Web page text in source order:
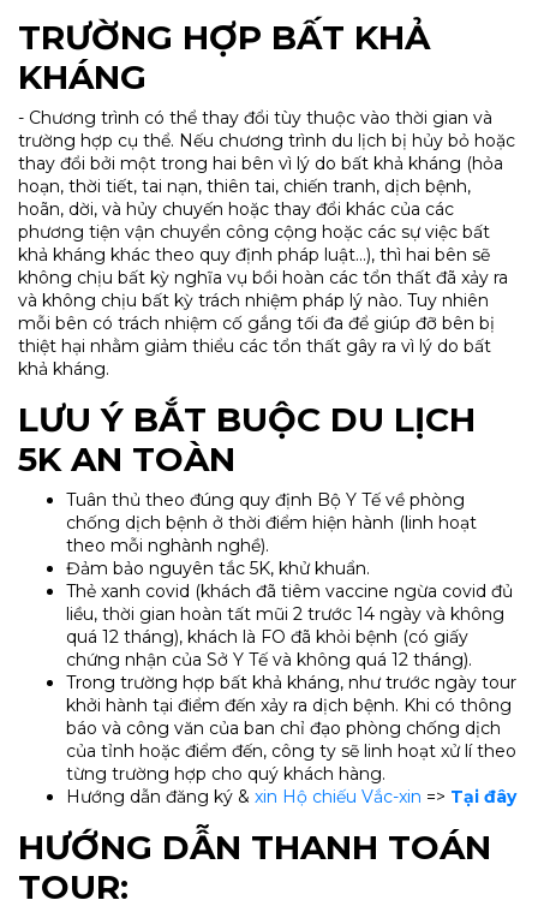
TRƯỜNG HỢP BẤT KHẢ
KHÁNG
- Chương trình có thể thay đổi tùy thuộc vào thời gian và
trường hợp cụ thể. Nếu chương trình du lịch bị hủy bỏ hoặc
thay đổi bởi một trong hai bên vì lý do bất khả kháng (hỏa
hoạn, thời tiết, tai nạn, thiên tai, chiến tranh, dịch bệnh,
hoãn, dời, và hủy chuyến hoặc thay đổi khác của các
phương tiện vận chuyển công cộng hoặc các sự việc bất
khả kháng khác theo quy định pháp luật…), thì hai bên sẽ
không chịu bất kỳ nghĩa vụ bồi hoàn các tổn thất đã xảy ra
và không chịu bất kỳ trách nhiệm pháp lý nào. Tuy nhiên
mỗi bên có trách nhiệm cố gắng tối đa để giúp đỡ bên bị
thiệt hại nhằm giảm thiểu các tổn thất gây ra vì lý do bất
khả kháng.
LƯU Ý BẮT BUỘC DU LỊCH
5K AN TOÀN
Tuân thủ theo đúng quy định Bộ Y Tế về phòng
chống dịch bệnh ở thời điểm hiện hành (linh hoạt
theo mỗi nghành nghề).
Đảm bảo nguyên tắc 5K, khử khuẩn.
Thẻ xanh covid (khách đã tiêm vaccine ngừa covid đủ
liều, thời gian hoàn tất mũi 2 trước 14 ngày và không
quá 12 tháng), khách là FO đã khỏi bệnh (có giấy
chứng nhận của Sở Y Tế và không quá 12 tháng).
Trong trường hợp bất khả kháng, như trước ngày tour
khởi hành tại điểm đến xảy ra dịch bệnh. Khi có thông
báo và công văn của ban chỉ đạo phòng chống dịch
của tỉnh hoặc điểm đến, công ty sẽ linh hoạt xử lí theo
từng trường hợp cho quý khách hàng.
Hướng dẫn đăng ký & xin Hộ chiếu Vắc-xin => Tại đây
HƯỚNG DẪN THANH TOÁN
TOUR: